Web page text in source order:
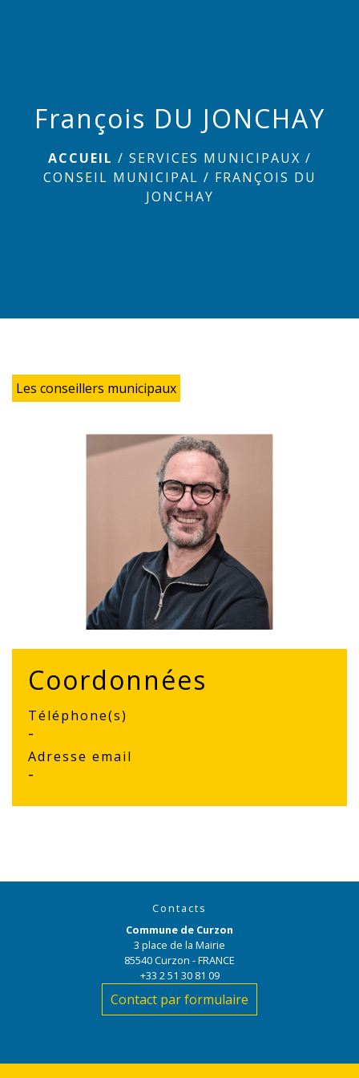
François DU JONCHAY
ACCUEIL / SERVICES MUNICIPAUX /
CONSEIL MUNICIPAL / FRANÇOIS DU
JONCHAY
Les conseillers municipaux
Coordonnées
Téléphone(s)
-
Adresse email
-
Contacts
Commune de Curzon
3 place de la Mairie
85540 Curzon - FRANCE
+33 2 51 30 81 09
Contact par formulaire